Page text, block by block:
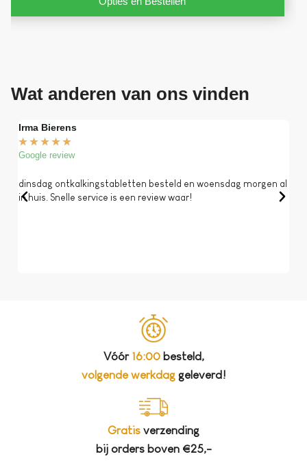
Wat anderen van ons vinden
Irma Bierens
★ ★ ★ ★ ★
Google review
dinsdag ontkalkingstabletten besteld en woensdag morgen al
in huis. Snelle service is een review waar!
Vóór 16:00besteld,
volgende werkdaggeleverd!
Gratis verzending
bij orders boven €25,-